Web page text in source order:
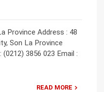
Province Address : 48
Son La Province
(0212) 3856 023 Email :
READ MORE